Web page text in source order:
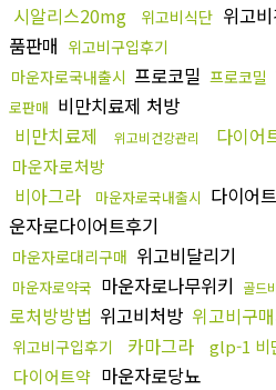
시알리스20mg
위고비식단 위고
품판매 위고비구입후기
마운자로국내출시 프로코밀 프로코밀
로판매 비만치료제 처방
비만치료제
위고비건강관리 다이어
마운자로처방
비아그라 마운자로국내출시 다이어
운자로다이어트후기
마운자로대리구매 위고비달리기
마운자로약국 마운자로나무위키 골드
로처방방법 위고비처방 위고비구
위고비구입후기 카마그라
glp-1 비
다이어트약 마운자로당뇨